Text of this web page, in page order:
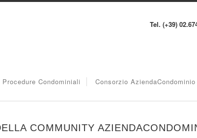
Tel. (+39)
Procedure Condominiali Consorzio AziendaCondominio
COMMUNITY